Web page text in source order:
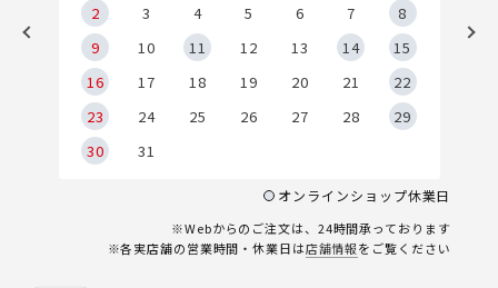
2
3 4 5 6 7
8
9
10 11 12 13 14
15
16
17 18 19 20 21
22
23
24 25 26 27 28
29
30
31
オンラインショップ休業日
※Webからのご注文は、24時間承っております
※各実店舗の営業時間・休業日は店舗情報をご覧ください